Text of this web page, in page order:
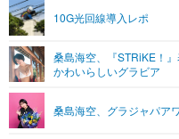
グラビア
ショッピング
ライフTOP
その他
リリース一覧
プッシュ通知の停止方法
10G光回線導入レポ
桑島海空、『STRiKE！
かわいらしいグラビア
桑島海空、グラジャパア